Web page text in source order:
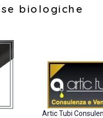
biologiche
Artic Tubi